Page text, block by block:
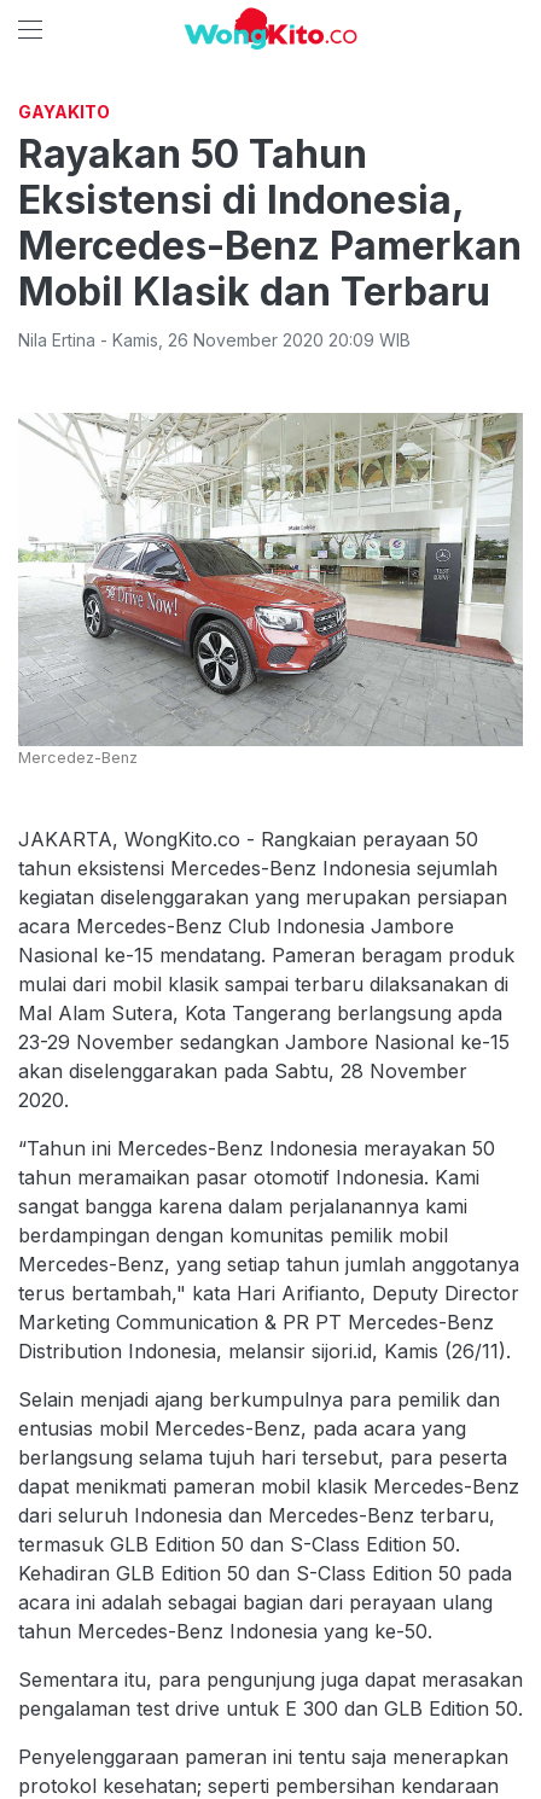
GAYAKITO
Rayakan 50 Tahun
Eksistensi di Indonesia,
Mercedes-Benz Pamerkan
Mobil Klasik dan Terbaru
Nila Ertina - Kamis 26 November 2020 20:09 WIB
Mercedez-Benz
JAKARTA, WongKito.co - Rangkaian perayaan 50
tahun eksistensi Mercedes-Benz Indonesia sejumlah
kegiatan diselenggarakan yang merupakan persiapan
acara Mercedes-Benz Club Indonesia Jambore
Nasional ke-15 mendatang. Pameran beragam produk
mulai dari mobil klasik sampai terbaru dilaksanakan di
Mal Alam Sutera, Kota Tangerang berlangsung apda
23-29 November sedangkan Jambore Nasional ke-15
akan diselenggarakan pada Sabtu, 28 November
2020.
“Tahun ini Mercedes-Benz Indonesia merayakan 50
tahun meramaikan pasar otomotif Indonesia. Kami
sangat bangga karena dalam perjalanannya kami
berdampingan dengan komunitas pemilik mobil
Mercedes-Benz, yang setiap tahun jumlah anggotanya
terus bertambah," kata Hari Arifianto, Deputy Director
Marketing Communication & PR PT Mercedes-Benz
Distribution Indonesia, melansir sijori.id, Kamis (26/11).
Selain menjadi ajang berkumpulnya para pemilik dan
entusias mobil Mercedes-Benz, pada acara yang
berlangsung selama tujuh hari tersebut, para peserta
dapat menikmati pameran mobil klasik Mercedes-Benz
dari seluruh Indonesia dan Mercedes-Benz terbaru,
termasuk GLB Edition 50 dan S-Class Edition 50.
Kehadiran GLB Edition 50 dan S-Class Edition 50 pada
acara ini adalah sebagai bagian dari perayaan ulang
tahun Mercedes-Benz Indonesia yang ke-50.
Sementara itu, para pengunjung juga dapat merasakan
pengalaman test drive untuk E 300 dan GLB Edition 50.
Penyelenggaraan pameran ini tentu saja menerapkan
protokol kesehatan; seperti pembersihan kendaraan